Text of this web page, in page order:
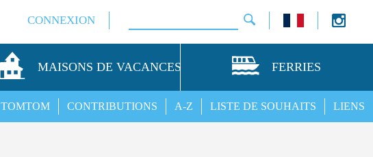
CONNEXION
MAISONS DE VACANCES FERRIES
LIENS
LISTE DE SOUHAITS
A-Z
CONTRIBUTIONS
TOMTOM